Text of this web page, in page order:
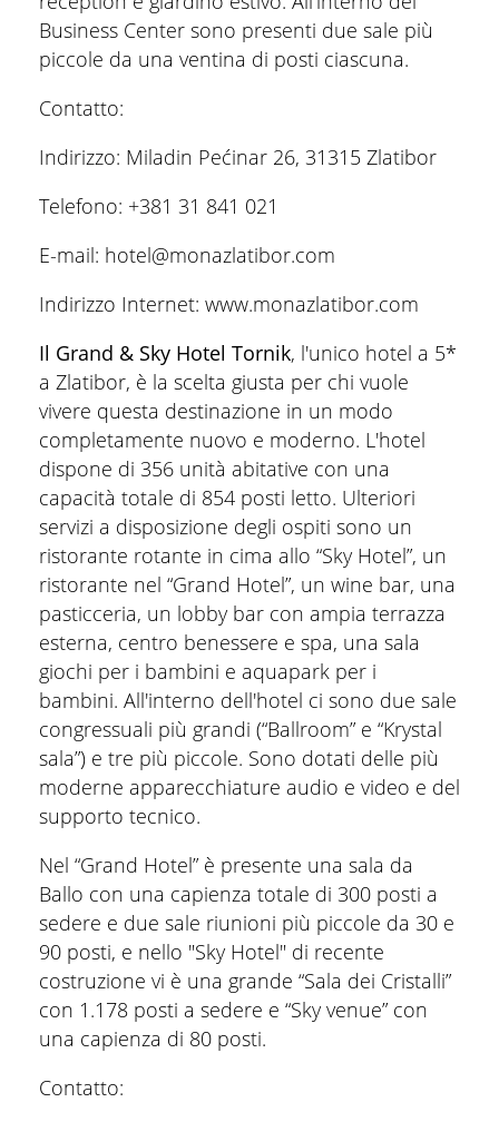
Business Center sono presenti due sale più
piccole da una ventina di posti ciascuna.
Contatto:
Indirizzo: Miladin Pećinar 26, 31315 Zlatibor
Telefono: +381 31 841 021
E-mail: hotel@monazlatibor.com
Indirizzo Internet: www.monazlatibor.com
Il Grand & Sky Hotel Tornik, l'unico hotel a 5*
a Zlatibor, è la scelta giusta per chi vuole
vivere questa destinazione in un modo
completamente nuovo e moderno. L'hotel
dispone di 356 unità abitative con una
capacità totale di 854 posti letto. Ulteriori
servizi a disposizione degli ospiti sono un
ristorante rotante in cima allo “Sky Hotel”, un
ristorante nel “Grand Hotel”, un wine bar, una
pasticceria, un lobby bar con ampia terrazza
esterna, centro benessere e spa, una sala
giochi per i bambini e aquapark per i
bambini. All'interno dell'hotel ci sono due sale
congressuali più grandi (“Ballroom” e “Krystal
sala”) e tre più piccole. Sono dotati delle più
moderne apparecchiature audio e video e del
supporto tecnico.
Nel “Grand Hotel” è presente una sala da
Ballo con una capienza totale di 300 posti a
sedere e due sale riunioni più piccole da 30 e
90 posti, e nello "Sky Hotel" di recente
costruzione vi è una grande “Sala dei Cristalli”
con 1.178 posti a sedere e “Sky venue” con
una capienza di 80 posti.
Contatto: